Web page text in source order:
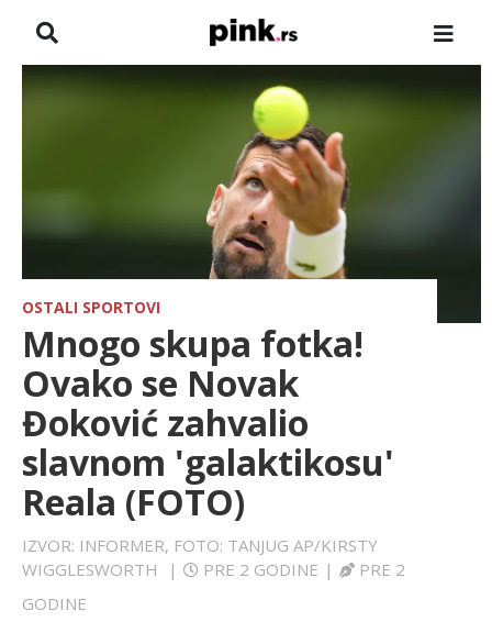
NASLOVNA
ZADRUGA
HRONIKA
FARMERI
TV
SPORT
LIFESTYLE
EXTRA
OSTALI SPORTOVI
Mnogo skupa fotka!
Ovako se Novak
Đoković zahvalio
slavnom 'galaktikosu'
Reala (FOTO)
IZVOR: INFORMER, FOTO: TANJUG AP/KIRSTY
WIGGLESWORTH
| PRE 2 GODINE |
PRE 2
GODINE